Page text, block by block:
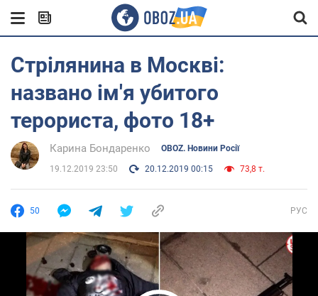
Стрілянина в Москві:
названо ім'я убитого
терориста, фото 18+
Карина Бондаренко OBOZ. Новини Росії
19.12.2019 23:50 20.12.2019 00:15 73,8 т.
50 РУС